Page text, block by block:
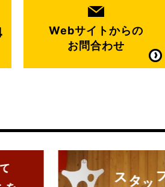
Webサイトからの
お問合わせ